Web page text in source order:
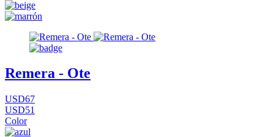
Remera - Ote
USD67
USD51
Color